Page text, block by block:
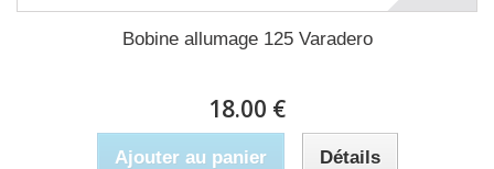
Bobine allumage 125 Varadero
18.00 €
Ajouter au panier Détails